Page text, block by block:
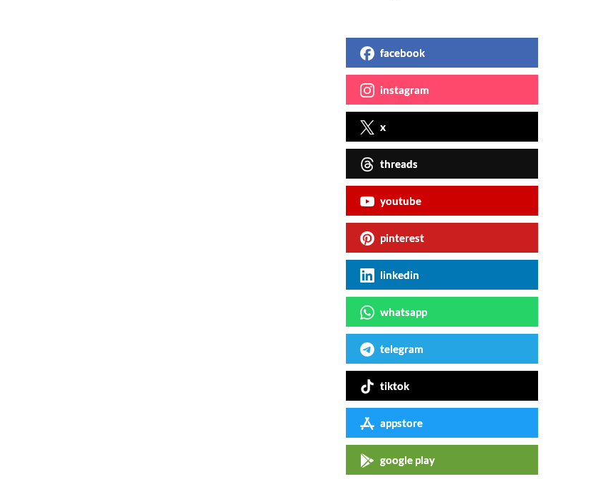
facebook
instagram
x
threads
youtube
pinterest
linkedin
whatsapp
telegram
tiktok
appstore
google play